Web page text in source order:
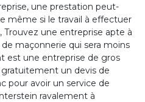
une prestation peut-
même si le travail à effectuer
Trouvez une entreprise apte à
maçonnerie qui sera moins
est une entreprise de gros
un devis de
pour avoir un service de
ravalement à